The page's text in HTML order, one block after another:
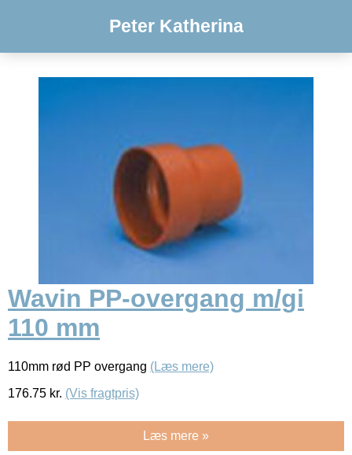
Peter Katherina
Wavin PP-overgang m/gi
110 mm
110mm rød PP overgang (Læs mere)
176.75 kr. (Vis fragtpris)
Læs mere »